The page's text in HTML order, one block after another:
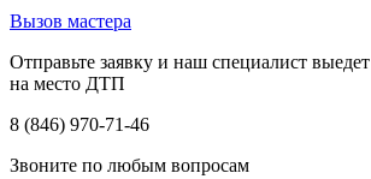
Вызов мастера
Отправьте заявку и наш специалист выедет
на место ДТП
8 (846) 970-71-46
Звоните по любым вопросам